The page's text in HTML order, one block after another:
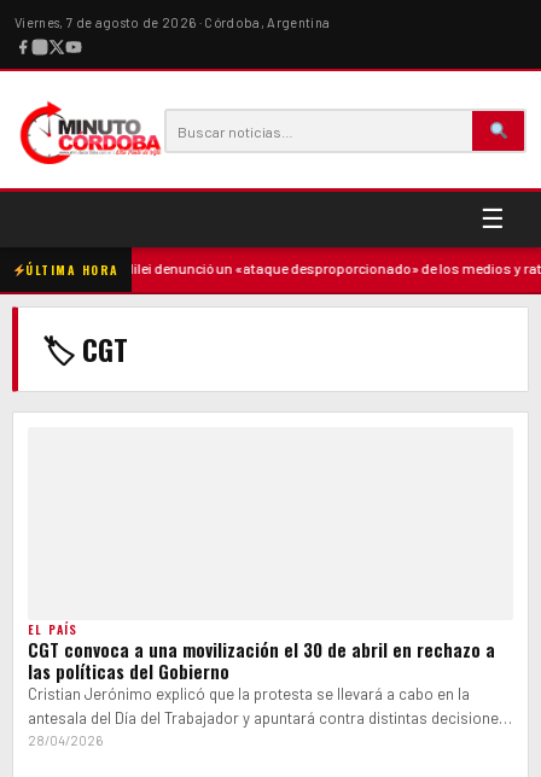
Viernes, 7 de agosto de 2026 · Córdoba, Argentina
☰
ÚLTIMA HORA
· Milei denunció un «ataque desproporcionado» de los medios y ratificó el
🏷 CGT
EL PAÍS
CGT convoca a una movilización el 30 de abril en rechazo a
las políticas del Gobierno
Cristian Jerónimo explicó que la protesta se llevará a cabo en la
antesala del Día del Trabajador y apuntará contra distintas decisiones.
En ese…
28/04/2026